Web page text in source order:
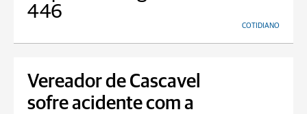
446
COTIDIANO
Vereador de Cascavel
sofre acidente com a